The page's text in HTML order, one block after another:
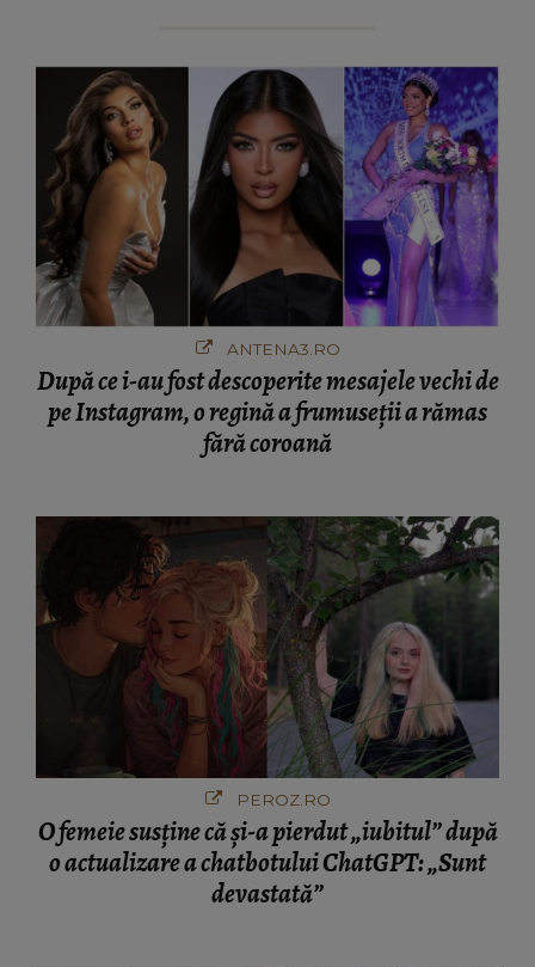
ANTENA3.RO
După ce i-au fost descoperite mesajele vechi de
pe Instagram, o regină a frumuseții a rămas
fără coroană
PEROZ.RO
O femeie susține că și-a pierdut „iubitul” după
o actualizare a chatbotului ChatGPT: „Sunt
devastată”